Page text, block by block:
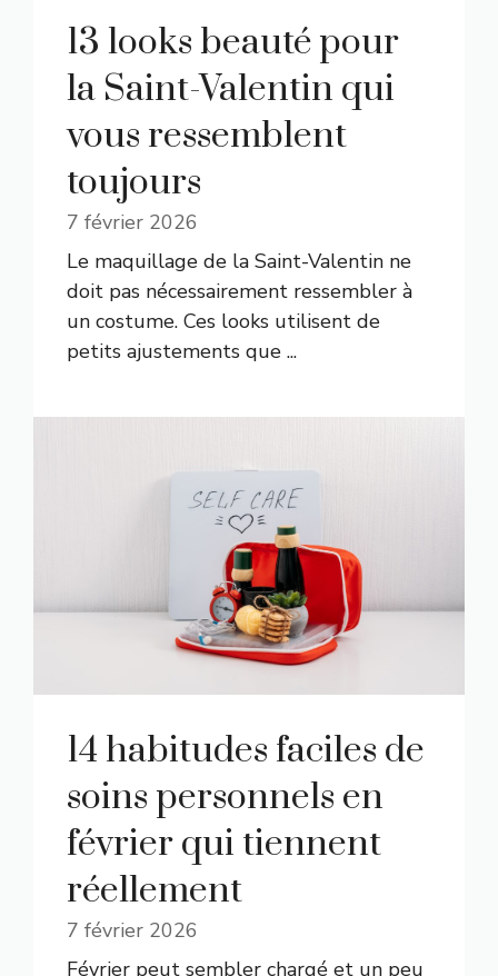
13 looks beauté pour
la Saint-Valentin qui
vous ressemblent
toujours
7 février 2026
Le maquillage de la Saint-Valentin ne
doit pas nécessairement ressembler à
un costume. Ces looks utilisent de
petits ajustements que ...
14 habitudes faciles de
soins personnels en
février qui tiennent
réellement
7 février 2026
Février peut sembler chargé et un peu